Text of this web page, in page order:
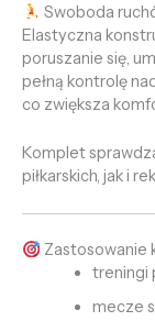
Swoboda
Elastyczna
poruszanie się,
pełną kontrolę
co zwiększa
Komplet
piłkarskich, jak i
Zastosowanie
treningi
mecze